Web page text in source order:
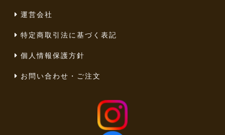
運営会社
特定商取引法に基づく表記
個人情報保護方針
お問い合わせ・ご注文